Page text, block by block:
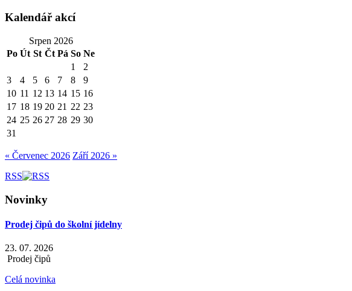
Kalendář akcí
Srpen 2026
Po Út St Čt Pá So Ne
1
2
3
4 5 6 7 8
9
10 11 12 13 14 15 16
17 18 19 20 21 22 23
24 25 26 27 28 29 30
31
« Červenec 2026 Září 2026 »
RSS
Novinky
Prodej čipů do školní jídelny
23. 07. 2026
Prodej čipů
Celá novinka